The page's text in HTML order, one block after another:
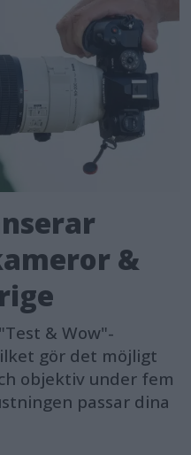
&
& Wow"-
gör det möjligt
objektiv under fem
passar dina